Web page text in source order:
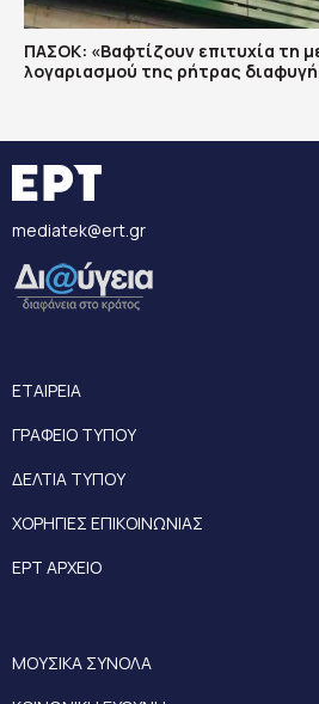
ΠΑΣΟΚ: «Βαφτίζουν επιτυχία τη
λογαριασμού της ρήτρας
mediatek@ert.gr
ΕΤΑΙΡΕΙΑ
ΓΡΑΦΕΙΟ ΤΥΠΟΥ
ΔΕΛΤΙΑ ΤΥΠΟΥ
ΧΟΡΗΓΙΕΣ ΕΠΙΚΟΙΝΩΝΙΑΣ
ΕΡΤ ΑΡΧΕΙΟ
ΜΟΥΣΙΚΑ ΣΥΝΟΛΑ